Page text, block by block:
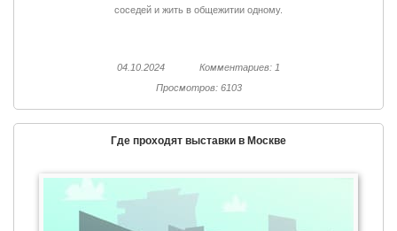
соседей и жить в общежитии одному.
04.10.2024
Комментариев: 1
Просмотров: 6103
Где проходят выставки в Москве